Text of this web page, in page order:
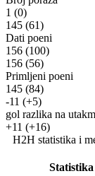
1 (0)
145 (61)
Dati poeni
156 (100)
156 (56)
Primljeni poeni
145 (84)
-11 (+5)
gol razlika na
+11 (+16)
H2H statistika i
Statistika